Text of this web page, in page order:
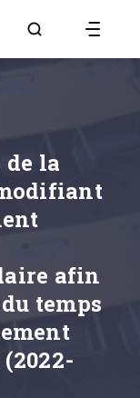
Aller à la page
la
afin
temps